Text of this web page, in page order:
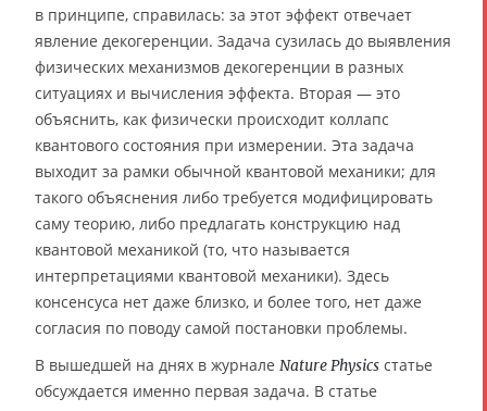
в принципе, справилась: за этот эффект отвечает
явление декогеренции. Задача сузилась до выявления
физических механизмов декогеренции в разных
ситуациях и вычисления эффекта. Вторая — это
объяснить, как физически происходит коллапс
квантового состояния при измерении. Эта задача
выходит за рамки обычной квантовой механики; для
такого объяснения либо требуется модифицировать
саму теорию, либо предлагать конструкцию над
квантовой механикой (то, что называется
интерпретациями квантовой механики). Здесь
консенсуса нет даже близко, и более того, нет даже
согласия по поводу самой постановки проблемы.
В вышедшей на днях в журнале Nature Physics статье
обсуждается именно первая задача. В статье